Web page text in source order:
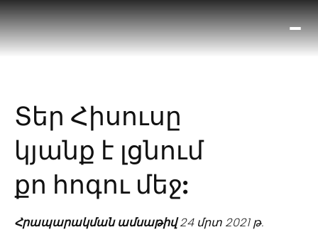
Տեր Հիսուսը
կյանք է լցնում
քո հոգու մեջ:
Հրապարակման ամսաթիվ24 մրտ 2021 թ.